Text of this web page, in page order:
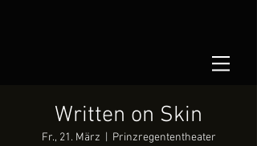
Written on Skin
Fr., 21. März Prinzregententheater